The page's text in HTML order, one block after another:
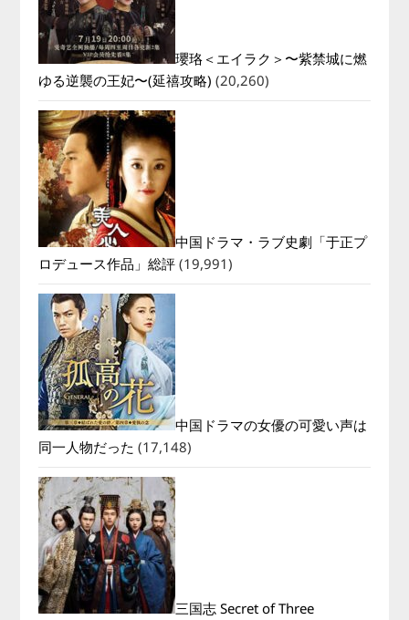
瓔珞＜エイラク＞〜紫禁城に燃
ゆる逆襲の王妃〜(延禧攻略) (20,260)
中国ドラマ・ラブ史劇「于正プ
ロデュース作品」総評 (19,991)
中国ドラマの女優の可愛い声は
同一人物だった (17,148)
三国志 Secret of Three